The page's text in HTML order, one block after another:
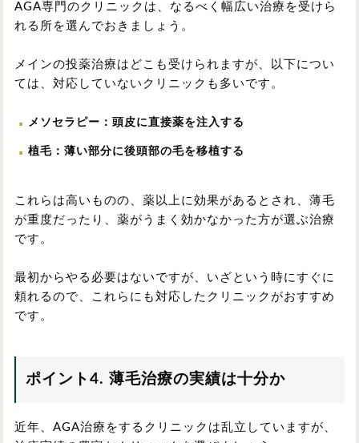
AGA専門のクリニックは、なるべく幅広い治療を受けら
れる所を選んでおきましょう。
メインの投薬治療はどこも受けられますが、以下につい
ては、対応していないクリニックも多いです。
メソセラピー：頭皮に直接薬を注入する
植毛：薄い部分に後頭部の毛を移植する
これらは高いものの、薬以上に効果があるとされ、薄毛
が重度だったり、薬がうまく効かなかった方が選ぶ治療
です。
最初からやる必要はないですが、いざという時にすぐに
頼れるので、これらにも対応したクリニックがおすすめ
です。
ポイント4. 薄毛治療の実績は十分か
近年、AGA治療をするクリニックは乱立していますが、